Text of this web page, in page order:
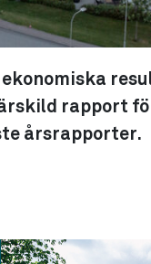
ekonomiska
rapport
årsrapporter.